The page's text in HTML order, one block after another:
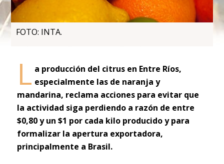
FOTO: INTA.
L a producción del citrus en Entre Ríos,
especialmente las de naranja y
mandarina, reclama acciones para evitar que
la actividad siga perdiendo a razón de entre
$0,80 y un $1 por cada kilo producido y para
formalizar la apertura exportadora,
principalmente a Brasil.